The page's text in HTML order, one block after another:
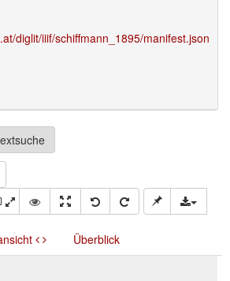
diglit/iiif/schiffmann_1895/manifest.json
Überblick